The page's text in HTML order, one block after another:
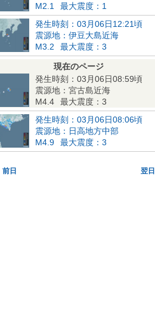
M2.1
最大震度：1
発生時刻：03月06日12:21頃
震源地：伊豆大島近海
M3.2
最大震度：3
現在のページ
発生時刻：03月06日08:59頃
震源地：宮古島近海
M4.4
最大震度：3
発生時刻：03月06日08:06頃
震源地：日高地方中部
M4.9
最大震度：3
前日 翌日